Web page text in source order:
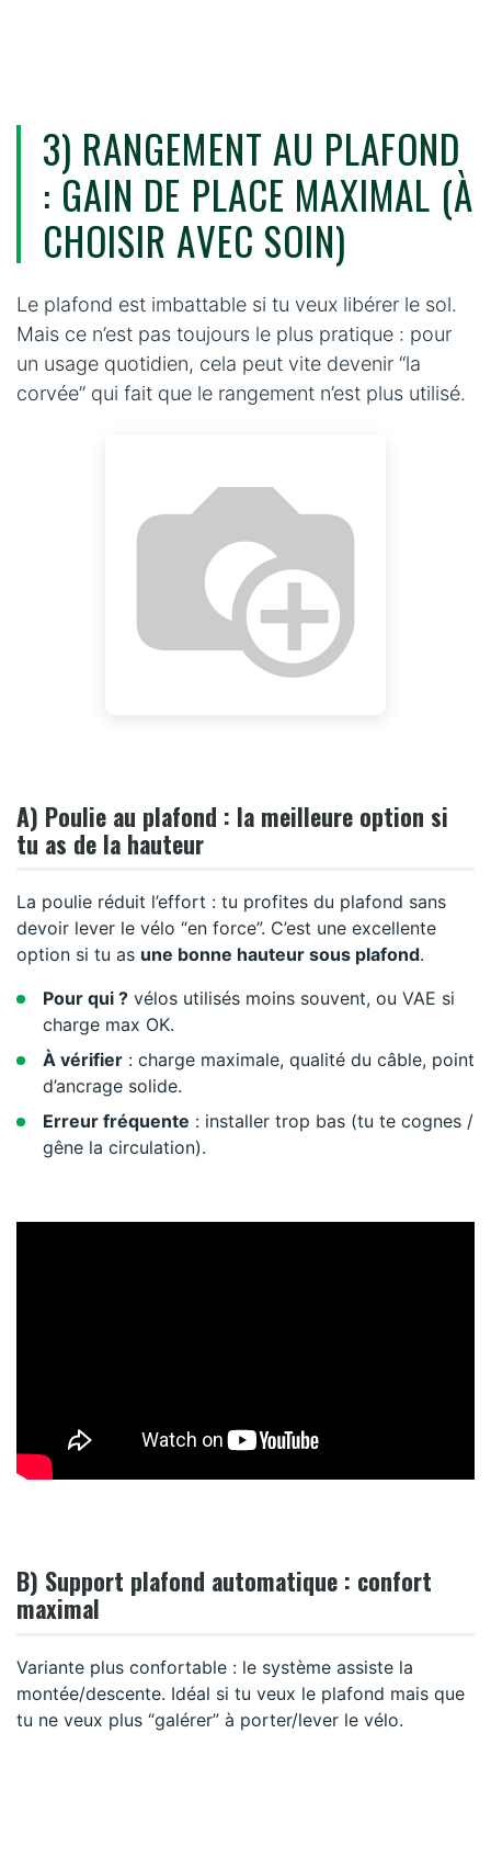
3) RANGEMENT AU PLAFOND
: GAIN DE PLACE MAXIMAL (À
CHOISIR AVEC SOIN)
Le plafond est imbattable si tu veux libérer le sol.
Mais ce n’est pas toujours le plus pratique : pour
un usage quotidien, cela peut vite devenir “la
corvée” qui fait que le rangement n’est plus utilisé.
A) Poulie au plafond : la meilleure option si
tu as de la hauteur
La poulie réduit l’effort : tu profites du plafond sans
devoir lever le vélo “en force”. C’est une excellente
option si tu as une bonne hauteur sous plafond.
Pour qui ? vélos utilisés moins souvent, ou VAE si
charge max OK.
À vérifier : charge maximale, qualité du câble, point
d’ancrage solide.
Erreur fréquente : installer trop bas (tu te cognes /
gêne la circulation).
B) Support plafond automatique : confort
maximal
Variante plus confortable : le système assiste la
montée/descente. Idéal si tu veux le plafond mais que
tu ne veux plus “galérer” à porter/lever le vélo.